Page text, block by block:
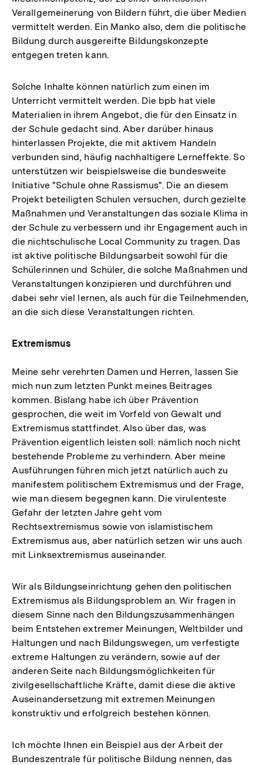
Verallgemeinerung von Bildern führt, die über Medien
vermittelt werden. Ein Manko also, dem die politische
Bildung durch ausgereifte Bildungskonzepte
entgegen treten kann.
Solche Inhalte können natürlich zum einen im
Unterricht vermittelt werden. Die bpb hat viele
Materialien in ihrem Angebot, die für den Einsatz in
der Schule gedacht sind. Aber darüber hinaus
hinterlassen Projekte, die mit aktivem Handeln
verbunden sind, häufig nachhaltigere Lerneffekte. So
unterstützen wir beispielsweise die bundesweite
Initiative "Schule ohne Rassismus". Die an diesem
Projekt beteiligten Schulen versuchen, durch gezielte
Maßnahmen und Veranstaltungen das soziale Klima in
der Schule zu verbessern und ihr Engagement auch in
die nichtschulische Local Community zu tragen. Das
ist aktive politische Bildungsarbeit sowohl für die
Schülerinnen und Schüler, die solche Maßnahmen und
Veranstaltungen konzipieren und durchführen und
dabei sehr viel lernen, als auch für die Teilnehmenden,
an die sich diese Veranstaltungen richten.
Extremismus
Meine sehr verehrten Damen und Herren, lassen Sie
mich nun zum letzten Punkt meines Beitrages
kommen. Bislang habe ich über Prävention
gesprochen, die weit im Vorfeld von Gewalt und
Extremismus stattfindet. Also über das, was
Prävention eigentlich leisten soll: nämlich noch nicht
bestehende Probleme zu verhindern. Aber meine
Ausführungen führen mich jetzt natürlich auch zu
manifestem politischem Extremismus und der Frage,
wie man diesem begegnen kann. Die virulenteste
Gefahr der letzten Jahre geht vom
Rechtsextremismus sowie von islamistischem
Extremismus aus, aber natürlich setzen wir uns auch
mit Linksextremismus auseinander.
Wir als Bildungseinrichtung gehen den politischen
Extremismus als Bildungsproblem an. Wir fragen in
diesem Sinne nach den Bildungszusammenhängen
beim Entstehen extremer Meinungen, Weltbilder und
Haltungen und nach Bildungswegen, um verfestigte
extreme Haltungen zu verändern, sowie auf der
anderen Seite nach Bildungsmöglichkeiten für
zivilgesellschaftliche Kräfte, damit diese die aktive
Auseinandersetzung mit extremen Meinungen
konstruktiv und erfolgreich bestehen können.
Ich möchte Ihnen ein Beispiel aus der Arbeit der
Bundeszentrale für politische Bildung nennen, das